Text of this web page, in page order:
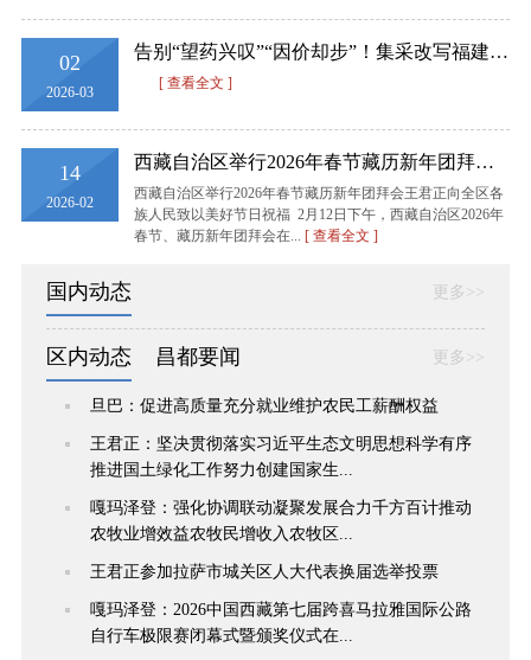
02
2026-03
告别“望药兴叹”“因价却步”！集采改写福建人的就医故事
[ 查看全文 ]
14
2026-02
西藏自治区举行2026年春节藏历新年团拜会 王君正向全区各族人民致以美好节日祝福
西藏自治区举行2026年春节藏历新年团拜会王君正向全区各
族人民致以美好节日祝福 2月12日下午，西藏自治区2026年
春节、藏历新年团拜会在... [ 查看全文 ]
国内动态 更多>>
区内动态 昌都要闻 更多>>
旦巴：促进高质量充分就业维护农民工薪酬权益
王君正：坚决贯彻落实习近平生态文明思想科学有序
推进国土绿化工作努力创建国家生...
嘎玛泽登：强化协调联动凝聚发展合力千方百计推动
农牧业增效益农牧民增收入农牧区...
王君正参加拉萨市城关区人大代表换届选举投票
嘎玛泽登：2026中国西藏第七届跨喜马拉雅国际公路
自行车极限赛闭幕式暨颁奖仪式在...